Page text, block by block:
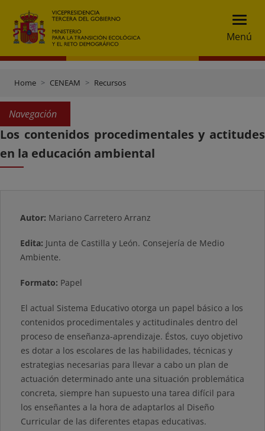
Menú
Home CENEAM Recursos
Navegación
Los contenidos procedimentales y actitudes
en la educación ambiental
Autor: Mariano Carretero Arranz
Edita: Junta de Castilla y León. Consejería de Medio
Ambiente.
Formato: Papel
El actual Sistema Educativo otorga un papel básico a los
contenidos procedimentales y actitudinales dentro del
proceso de enseñanza-aprendizaje. Éstos, cuyo objetivo
es dotar a los escolares de las habilidades, técnicas y
estrategias necesarias para llevar a cabo un plan de
actuación determinado ante una situación problemática
concreta, siempre han supuesto una tarea difícil para
los enseñantes a la hora de adaptarlos al Diseño
Curricular de las diferentes etapas educativas.